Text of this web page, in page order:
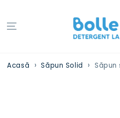
Acasă Săpun Solid Săpun